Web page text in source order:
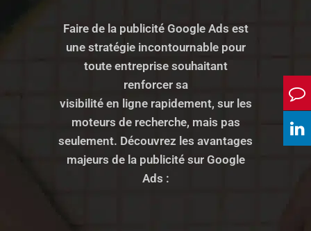
Faire de la publicité Google Ads est
une stratégie incontournable pour
toute entreprise souhaitant
renforcer sa
visibilité en ligne rapidement, sur les
moteurs de recherche, mais pas
seulement. Découvrez les avantages
majeurs de la publicité sur Google
Ads :